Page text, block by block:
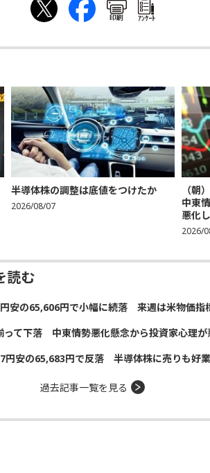
印刷 ｱﾝｹｰﾄ
半導体株の調整は底値をつけたか
2026/08/07
（朝
中東
悪化
2026/
読む
円安の65,606円で小幅に続落 来週は米物価指
って下落 中東情勢悪化懸念から投資家心理
円安の65,683円で反落 半導体株に売りも好
過去記事一覧を見る